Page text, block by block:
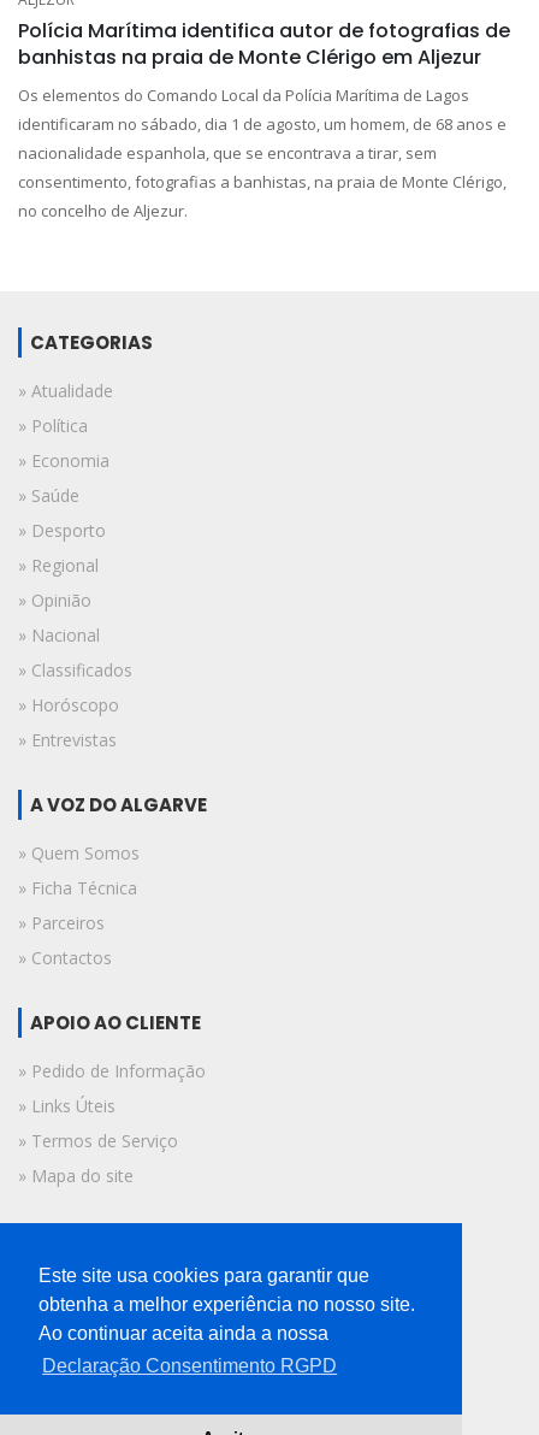
Polícia Marítima identifica autor de fotografias de
banhistas na praia de Monte Clérigo em Aljezur
Os elementos do Comando Local da Polícia Marítima de Lagos
identificaram no sábado, dia 1 de agosto, um homem, de 68 anos e
nacionalidade espanhola, que se encontrava a tirar, sem
consentimento, fotografias a banhistas, na praia de Monte Clérigo,
no concelho de Aljezur.
CATEGORIAS
» Atualidade
» Política
» Economia
» Saúde
» Desporto
» Regional
» Opinião
» Nacional
» Classificados
» Horóscopo
» Entrevistas
A VOZ DO ALGARVE
» Quem Somos
» Ficha Técnica
» Parceiros
» Contactos
APOIO AO CLIENTE
» Pedido de Informação
» Links Úteis
» Termos de Serviço
» Mapa do site
© 2019 A Voz do Algarve.
Todos os direitos reservados.
Este site usa cookies para garantir que
obtenha a melhor experiência no nosso site.
Ao continuar aceita ainda a nossa
Declaração Consentimento RGPD